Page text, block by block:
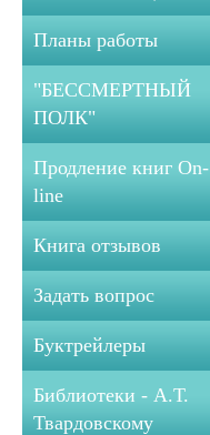
Планы работы
"БЕССМЕРТНЫЙ
ПОЛК"
Продление книг On-
line
Книга отзывов
Задать вопрос
Буктрейлеры
Библиотеки - А.Т.
Твардовскому